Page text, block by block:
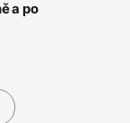
a po